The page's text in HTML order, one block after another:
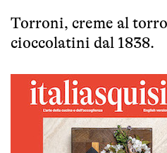
Torroni, creme al
cioccolatini dal 1838.